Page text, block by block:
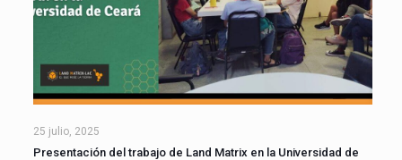
25 julio, 2025
Presentación del trabajo de Land Matrix en la Universidad de